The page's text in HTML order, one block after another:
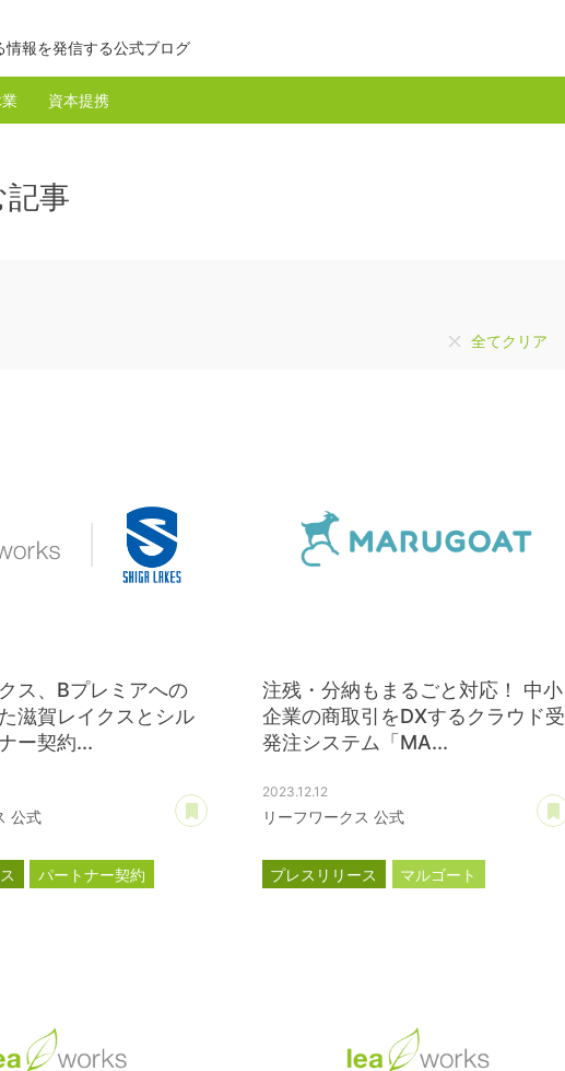
情報を発信する公式ブログ
資本提携
記事
全てクリア
ス、Bプレミアへの
滋賀レイクスとシル
ー契約...
公式
あとで読む
パートナー契約
注残・分納もまるごと対応！ 中小
企業の商取引をDXするクラウド受
発注システム「MA...
2023.12.12
リーフワークス 公式
プレスリリース
マルゴート